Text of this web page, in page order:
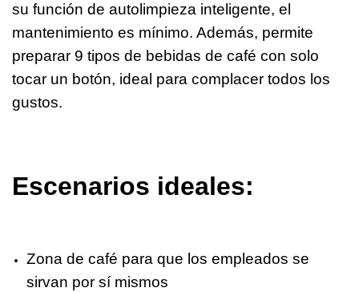
su función de autolimpieza inteligente, el
mantenimiento es mínimo. Además, permite
preparar 9 tipos de bebidas de café con solo
tocar un botón, ideal para complacer todos los
gustos.
Escenarios ideales:
Zona de café para que los empleados se
sirvan por sí mismos